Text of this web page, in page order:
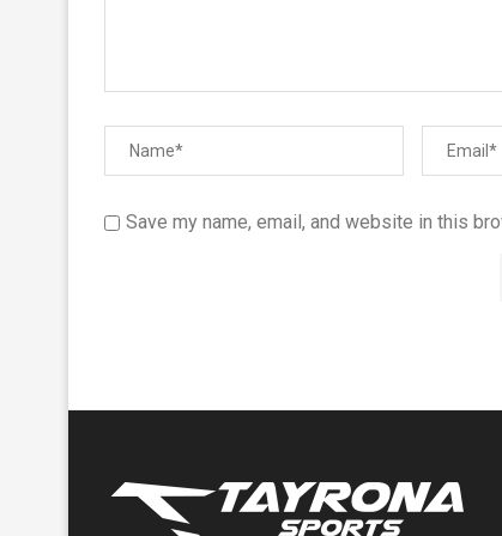
Save my name, email, and website in this